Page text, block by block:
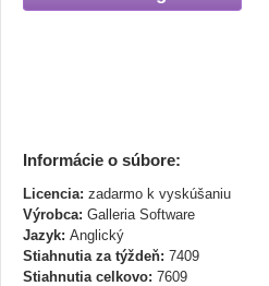
Informácie o súbore:
Licencia: zadarmo k vyskúšaniu
Výrobca: Galleria Software
Jazyk: Anglický
Stiahnutia za týždeň: 7409
Stiahnutia celkovo: 7609